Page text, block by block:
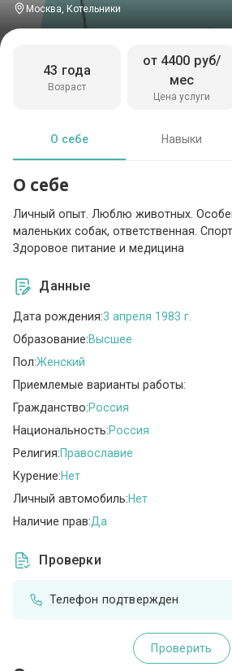
Москва, Котельники
Возраст
43 года
Цена услуги
от 4400 руб/
мес
О себе Навыки
О себе
Личный опыт. Люблю животных.
маленьких собак, ответственная.
Здоровое питание и медицина
Данные
Дата рождения:3 апреля 1983 г.
Образование:Высшее
Пол:Женский
Приемлемые варианты работы:
Гражданство:Россия
Национальность:Россия
Религия:Православие
Курение:Нет
Личный автомобиль:Нет
Наличие прав:Да
Проверки
Телефон подтвержден
Проверить